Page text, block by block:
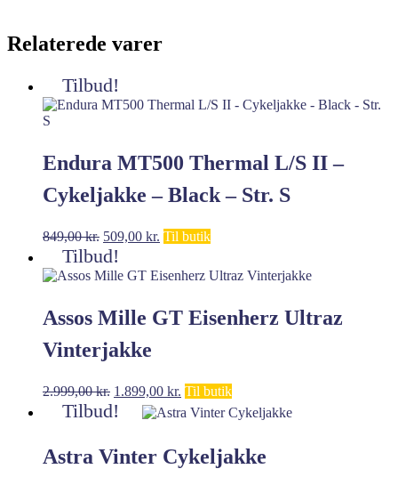
Relaterede varer
Tilbud!
Endura MT500 Thermal L/S II –
Cykeljakke – Black – Str. S
849,00kr. Den
oprindelige
pris
var:
509,00 kr. Den
pris
er:
Til butik
Tilbud!
Assos Mille GT Eisenherz Ultraz
Vinterjakke
2.999,00kr. Den
oprindelige
pris
2.999,00 kr..
1.899,00 kr. Den
aktuelle
pris
1.899,00 kr..
Til butik
Tilbud!
Astra Vinter Cykeljakke